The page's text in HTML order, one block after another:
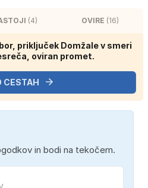
(4) OVIRE (16)
priključek Domžale v smeri
oviran promet.
CESTAH
in bodi na tekočem.